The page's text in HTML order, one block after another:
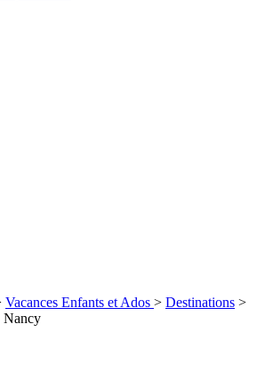
Vacances Enfants et Ados > Destinations >
Nancy